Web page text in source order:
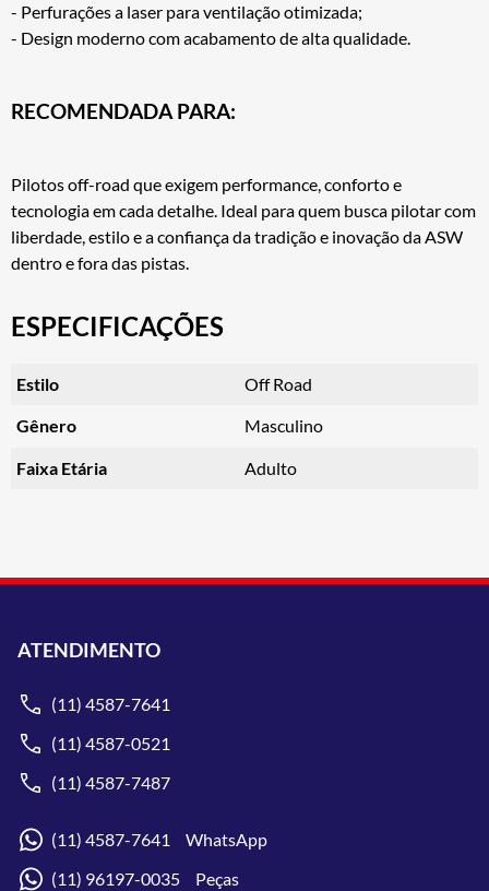
- Perfurações a laser para ventilação otimizada;
- Design moderno com acabamento de alta qualidade.
RECOMENDADA PARA:
Pilotos off-road que exigem performance, conforto e
tecnologia em cada detalhe. Ideal para quem busca pilotar com
liberdade, estilo e a confiança da tradição e inovação da ASW
dentro e fora das pistas.
ESPECIFICAÇÕES
Estilo Off Road
Gênero Masculino
Faixa Etária Adulto
ATENDIMENTO
(11) 4587-7641
(11) 4587-0521
(11) 4587-7487
(11) 4587-7641 WhatsApp
(11) 96197-0035 Peças